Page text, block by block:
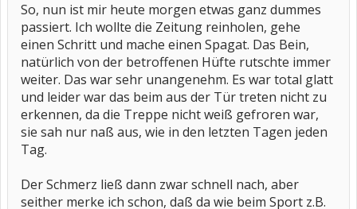
So, nun ist mir heute morgen etwas ganz dummes
passiert. Ich wollte die Zeitung reinholen, gehe
einen Schritt und mache einen Spagat. Das Bein,
natürlich von der betroffenen Hüfte rutschte immer
weiter. Das war sehr unangenehm. Es war total glatt
und leider war das beim aus der Tür treten nicht zu
erkennen, da die Treppe nicht weiß gefroren war,
sie sah nur naß aus, wie in den letzten Tagen jeden
Tag.
Der Schmerz ließ dann zwar schnell nach, aber
seither merke ich schon, daß da wie beim Sport z.B.